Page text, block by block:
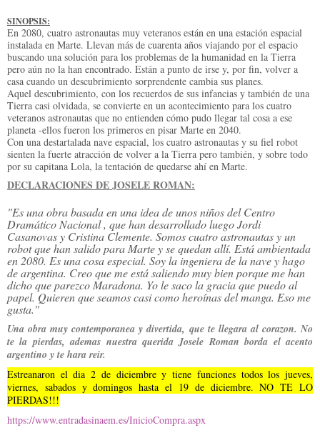
SINOPSIS:
En 2080, cuatro astronautas muy veteranos están en una estación espacial
instalada en Marte. Llevan más de cuarenta años viajando por el espacio
buscando una solución para los problemas de la humanidad en la Tierra
pero aún no la han encontrado. Están a punto de irse y, por fin, volver a
casa cuando un descubrimiento sorprendente cambia sus planes.
Aquel descubrimiento, con los recuerdos de sus infancias y también de una
Tierra casi olvidada, se convierte en un acontecimiento para los cuatro
veteranos astronautas que no entienden cómo pudo llegar tal cosa a ese
planeta -ellos fueron los primeros en pisar Marte en 2040.
Con una destartalada nave espacial, los cuatro astronautas y su fiel robot
sienten la fuerte atracción de volver a la Tierra pero también, y sobre todo
por su capitana Lola, la tentación de quedarse ahí en Marte.
DECLARACIONES DE JOSELE ROMAN:
"Es una obra basada en una idea de unos niños del Centro
Dramático Nacional , que han desarrollado luego Jordi
Casanovas y Cristina Clemente. Somos cuatro astronautas y un
robot que han salido para Marte y se quedan allí. Está ambientada
en 2080. Es una cosa especial. Soy la ingeniera de la nave y hago
de argentina. Creo que me está saliendo muy bien porque me han
dicho que parezco Maradona. Yo le saco la gracia que puedo al
papel. Quieren que seamos casi como heroínas del manga. Eso me
gusta."
Una obra muy contemporanea y divertida, que te llegara al corazon. No
te la pierdas, ademas nuestra querida Josele Roman borda el acento
argentino y te hara reir.
Estreanaron el dia 2 de diciembre y tiene funciones todos los jueves,
viernes, sabados y domingos hasta el 19 de diciembre. NO TE LO
PIERDAS!!!
https://www.entradasinaem.es/InicioCompra.aspx